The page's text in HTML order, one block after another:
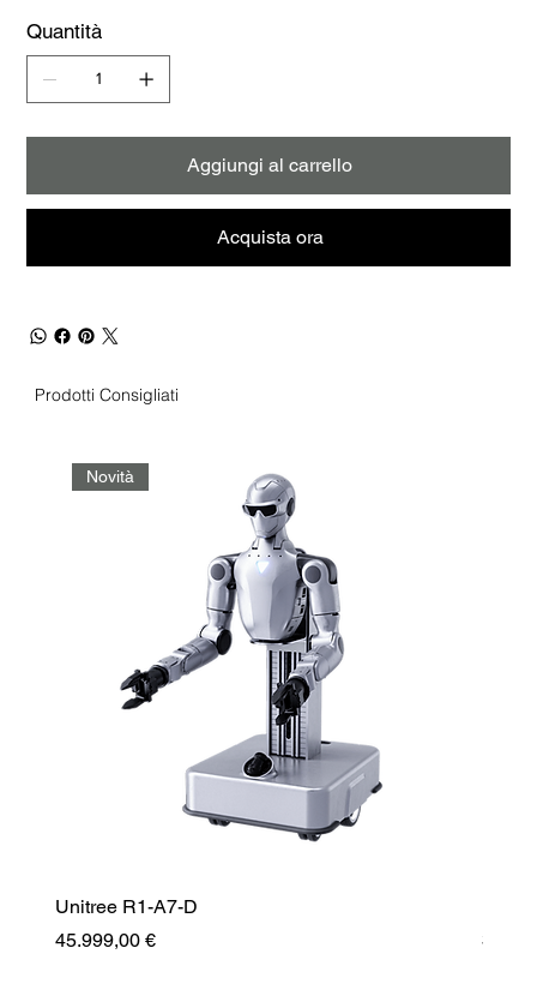
Quantità
Aggiungi al carrello
Acquista ora
Prodotti Consigliati
Novità
Unitree R1-A7-D
Prezzo
45.999,00 €